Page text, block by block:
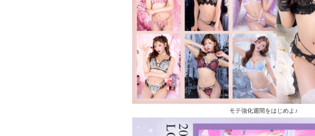
モテ強化週間をはじめよ♪